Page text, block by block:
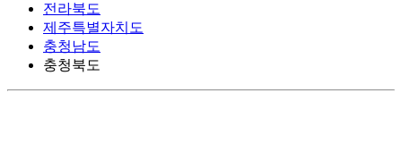
전라북도
제주특별자치도
충청남도
충청북도